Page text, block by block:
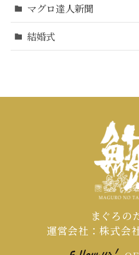
マグロ達人新聞
結婚式
まぐろの
運営会社：株式会